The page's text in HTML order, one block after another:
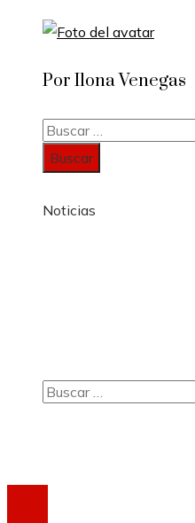
Por Ilona Venegas
Buscar:
Noticias
Buscar: